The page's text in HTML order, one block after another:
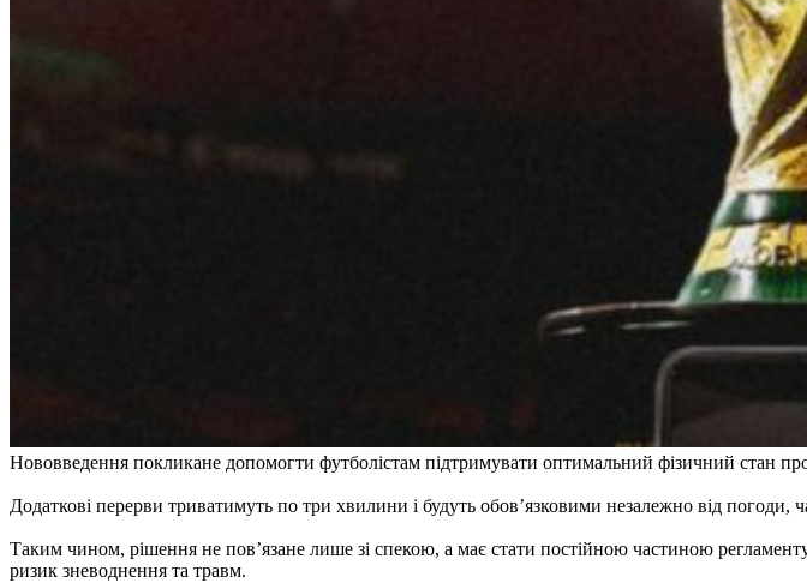
Нововведення покликане допомогти футболістам підтримувати оптимальний фізичний стан
Додаткові перерви триватимуть по три хвилини і будуть обов’язковими незалежно від погоди,
Таким чином, рішення не пов’язане лише зі спекою, а має стати постійною частиною
ризик зневоднення та травм.